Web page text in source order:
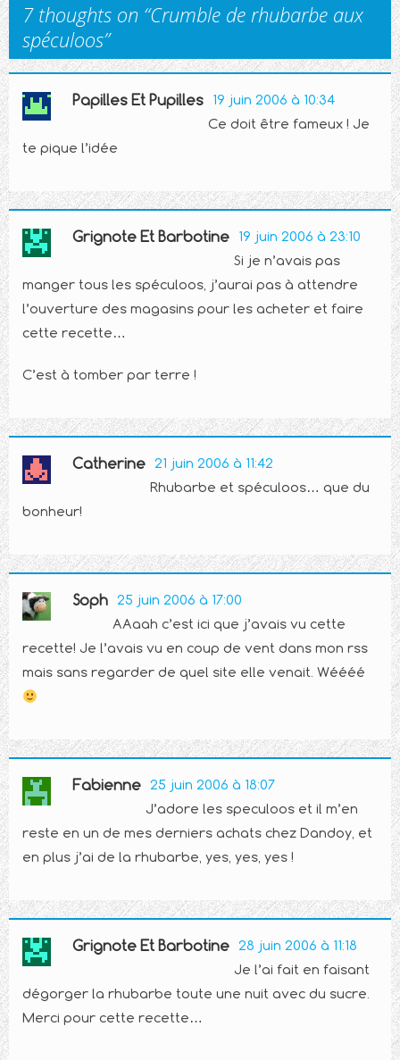
7 thoughts on “Crumble de rhubarbe aux
spéculoos”
Papilles Et Pupilles 19 juin 2006 à 10:34
Ce doit être fameux ! Je
te pique l’idée
Grignote Et Barbotine 19 juin 2006 à 23:10
Si je n’avais pas
manger tous les spéculoos, j’aurai pas à attendre
l’ouverture des magasins pour les acheter et faire
cette recette…
C’est à tomber par terre !
Catherine 21 juin 2006 à 11:42
Rhubarbe et spéculoos… que du
bonheur!
Soph 25 juin 2006 à 17:00
AAaah c’est ici que j’avais vu cette
recette! Je l’avais vu en coup de vent dans mon rss
mais sans regarder de quel site elle venait. Wéééé
Fabienne 25 juin 2006 à 18:07
J’adore les speculoos et il m’en
reste en un de mes derniers achats chez Dandoy, et
en plus j’ai de la rhubarbe, yes, yes, yes !
Grignote Et Barbotine 28 juin 2006 à 11:18
Je l’ai fait en faisant
dégorger la rhubarbe toute une nuit avec du sucre.
Merci pour cette recette…